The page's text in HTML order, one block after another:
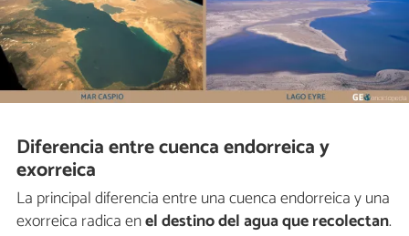
Diferencia entre cuenca endorreica y
exorreica
La principal diferencia entre una cuenca endorreica y una
exorreica radica enel destino del agua que recolectan.